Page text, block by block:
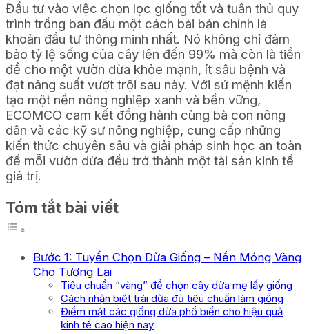
Đầu tư vào việc chọn lọc giống tốt và tuân thủ quy
trình trồng ban đầu một cách bài bản chính là
khoản đầu tư thông minh nhất. Nó không chỉ đảm
bảo tỷ lệ sống của cây lên đến 99% mà còn là tiền
đề cho một vườn dừa khỏe mạnh, ít sâu bệnh và
đạt năng suất vượt trội sau này. Với sứ mệnh kiến
tạo một nền nông nghiệp xanh và bền vững,
ECOMCO cam kết đồng hành cùng bà con nông
dân và các kỹ sư nông nghiệp, cung cấp những
kiến thức chuyên sâu và giải pháp sinh học an toàn
để mỗi vườn dừa đều trở thành một tài sản kinh tế
giá trị.
Tóm tắt bài viết
Bước 1: Tuyển Chọn Dừa Giống – Nền Móng Vàng
Cho Tương Lai
Tiêu chuẩn “vàng” để chọn cây dừa mẹ lấy giống
Cách nhận biết trái dừa đủ tiêu chuẩn làm giống
Điểm mặt các giống dừa phổ biến cho hiệu quả
kinh tế cao hiện nay